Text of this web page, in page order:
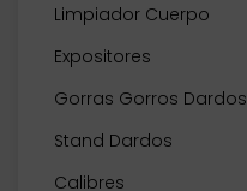
Limpiador Cuerpo
Expositores
Gorras Gorros Dardos
Stand Dardos
Calibres